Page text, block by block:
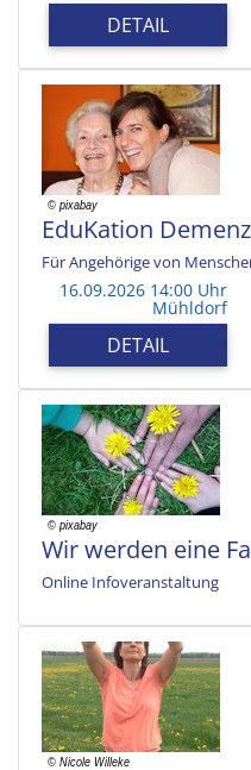
DETAIL
EduKation
Für Angehörige von
16.09.2026 14:00 Uhr
Mühldorf
DETAIL
Wir werden eine
Online Infoveranstaltung